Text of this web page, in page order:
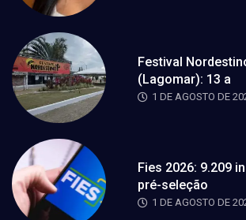
Festival
(Lagomar): 13 a
1 DE AGOSTO DE
Fies 2026: 9.209
pré-seleção
1 DE AGOSTO DE